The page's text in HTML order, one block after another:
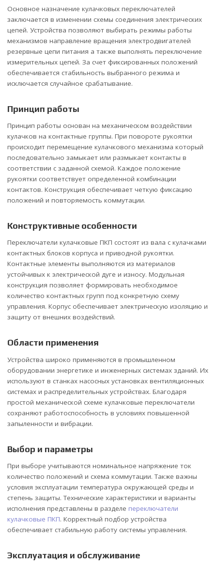
Основное назначение кулачковых переключателей
заключается в изменении схемы соединения электрических
цепей. Устройства позволяют выбирать режимы работы
механизмов направление вращения электродвигателей
резервные цепи питания а также выполнять переключение
измерительных цепей. За счет фиксированных положений
обеспечивается стабильность выбранного режима и
исключается случайное срабатывание.
Принцип работы
Принцип работы основан на механическом воздействии
кулачков на контактные группы. При повороте рукоятки
происходит перемещение кулачкового механизма который
последовательно замыкает или размыкает контакты в
соответствии с заданной схемой. Каждое положение
рукоятки соответствует определенной комбинации
контактов. Конструкция обеспечивает четкую фиксацию
положений и повторяемость коммутации.
Конструктивные особенности
Переключатели кулачковые ПКП состоят из вала с кулачками
контактных блоков корпуса и приводной рукоятки.
Контактные элементы выполняются из материалов
устойчивых к электрической дуге и износу. Модульная
конструкция позволяет формировать необходимое
количество контактных групп под конкретную схему
управления. Корпус обеспечивает электрическую изоляцию и
защиту от внешних воздействий.
Области применения
Устройства широко применяются в промышленном
оборудовании энергетике и инженерных системах зданий. Их
используют в станках насосных установках вентиляционных
системах и распределительных устройствах. Благодаря
простой механической схеме кулачковые переключатели
сохраняют работоспособность в условиях повышенной
запыленности и вибрации.
Выбор и параметры
При выборе учитываются номинальное напряжение ток
количество положений и схема коммутации. Также важны
условия эксплуатации температура окружающей среды и
степень защиты. Технические характеристики и варианты
исполнения представлены в разделе переключатели
кулачковые ПКП. Корректный подбор устройства
обеспечивает стабильную работу системы управления.
Эксплуатация и обслуживание